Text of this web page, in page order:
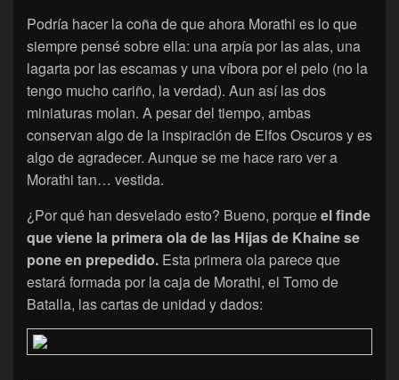
Podría hacer la coña de que ahora Morathi es lo que
siempre pensé sobre ella: una arpía por las alas, una
lagarta por las escamas y una víbora por el pelo (no la
tengo mucho cariño, la verdad). Aun así las dos
miniaturas molan. A pesar del tiempo, ambas
conservan algo de la inspiración de Elfos Oscuros y es
algo de agradecer. Aunque se me hace raro ver a
Morathi tan… vestida.
¿Por qué han desvelado esto? Bueno, porqueel finde
que viene la primera ola de las Hijas de Khaine se
pone en prepedido. Esta primera ola parece que
estará formada por la caja de Morathi, el Tomo de
Batalla, las cartas de unidad y dados: